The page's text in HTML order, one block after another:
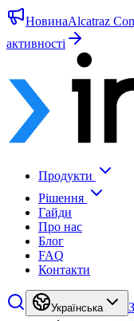
НовинаAlcatraz
активності
Продукти
Рішення
Гайди
Про нас
Блог
FAQ
Контакти
Українська